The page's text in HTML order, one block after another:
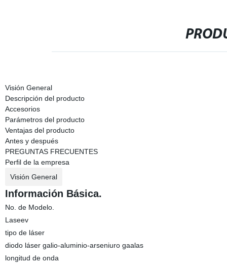
Visión General
Descripción del producto
Accesorios
Parámetros del producto
Ventajas del producto
Antes y después
PREGUNTAS FRECUENTES
Perfil de la empresa
Visión General
Información Básica.
No. de Modelo.
Laseev
tipo de láser
diodo láser galio-aluminio-arseniuro gaalas
longitud de onda